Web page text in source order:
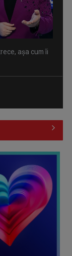
așa cum îi